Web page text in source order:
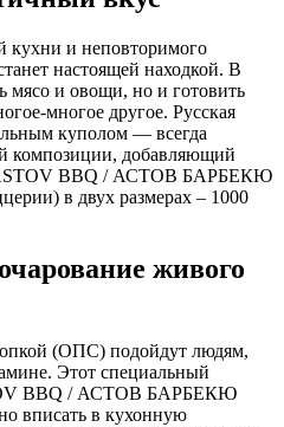
кухни и неповторимого
настоящей находкой. В
мясо и овощи, но и готовить
многое другое. Русская
куполом — всегда
композиции, добавляющий
BBQ / АСТОВ БАРБЕКЮ
в двух размерах – 1000
живого
(ОПС) подойдут людям,
Этот специальный
BBQ / АСТОВ БАРБЕКЮ
вписать в кухонную